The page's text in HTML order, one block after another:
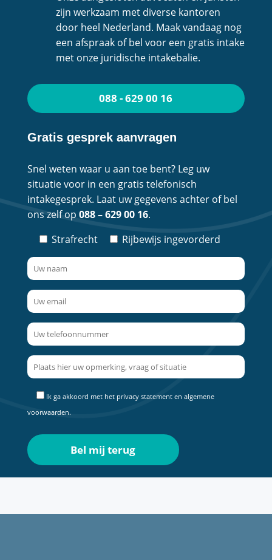
zijn werkzaam met diverse kantoren
door heel Nederland. Maak vandaag nog
een afspraak of bel voor een gratis intake
met onze juridische intakebalie.
088 - 629 00 16
Gratis gesprek aanvragen
Snel weten waar u aan toe bent? Leg uw
situatie voor in een gratis telefonisch
intakegesprek. Laat uw gegevens achter of bel
ons zelf op 088 – 629 00 16.
Strafrecht
Rijbewijs ingevorderd
Ik ga akkoord met het privacy statementen algemene
voorwaarden.